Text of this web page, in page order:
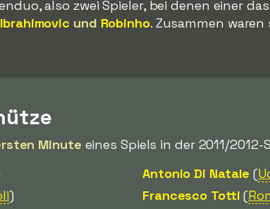
also zwei Spieler, bei denen einer
und Robinho. Zusammen waren
Minute eines Spiels in der 2011/2012-
)
Antonio Di Natale (
Francesco Totti (